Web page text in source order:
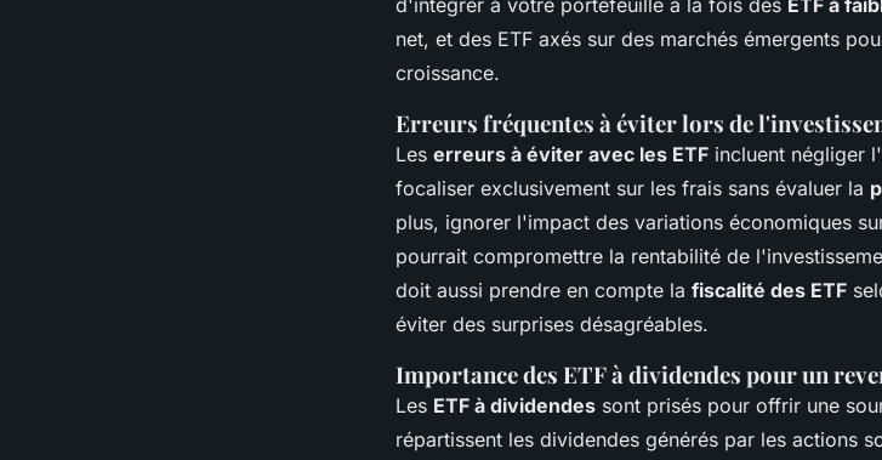
d'intégrer à votre portefeuille à la fois des ETF à
net, et des ETF axés sur des marchés émergents
croissance.
Erreurs fréquentes à éviter lors de
Les erreurs à éviter avec les ETF incluent négliger
focaliser exclusivement sur les frais sans évaluer la
plus, ignorer l'impact des variations économiques
pourrait compromettre la rentabilité de
doit aussi prendre en compte la fiscalité des ETF
éviter des surprises désagréables.
Importance des ETF à dividendes pour un
Les ETF à dividendes sont prisés pour offrir une
répartissent les dividendes générés par les actions